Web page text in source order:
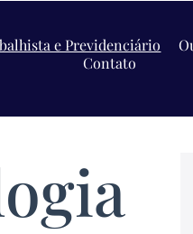
e Previdenciário
Contato